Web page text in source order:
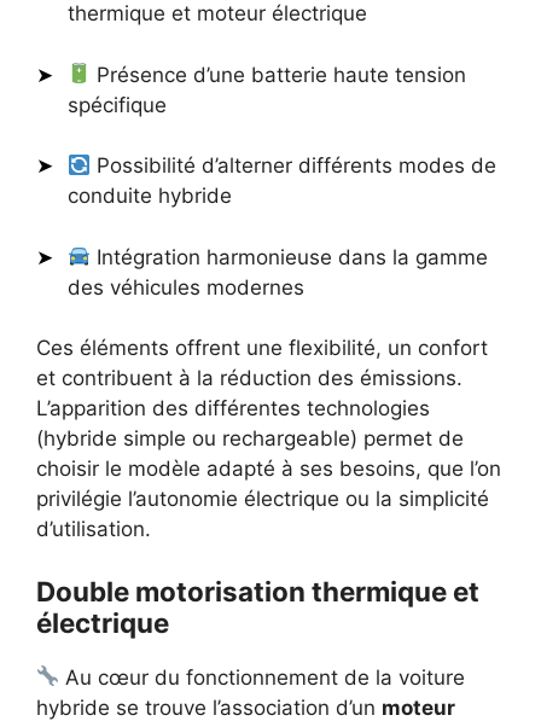
thermique et moteur électrique
Présence d’une batterie haute tension
spécifique
Possibilité d’alterner différents modes de
conduite hybride
Intégration harmonieuse dans la gamme
des véhicules modernes
Ces éléments offrent une flexibilité, un confort
et contribuent à la réduction des émissions.
L’apparition des différentes technologies
(hybride simple ou rechargeable) permet de
choisir le modèle adapté à ses besoins, que l’on
privilégie l’autonomie électrique ou la simplicité
d’utilisation.
Double motorisation thermique et
électrique
Au cœur du fonctionnement de la voiture
hybride se trouve l’association d’un moteur